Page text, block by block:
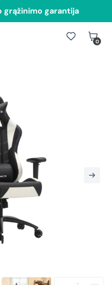
grąžinimo garantija
0